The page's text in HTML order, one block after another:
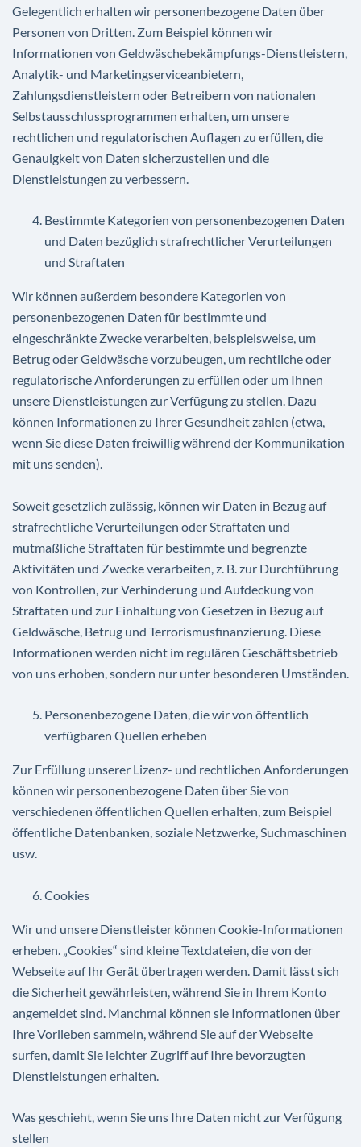
Gelegentlich erhalten wir personenbezogene Daten über
Personen von Dritten. Zum Beispiel können wir
Informationen von Geldwäschebekämpfungs-Dienstleistern,
Analytik- und Marketingserviceanbietern,
Zahlungsdienstleistern oder Betreibern von nationalen
Selbstausschlussprogrammen erhalten, um unsere
rechtlichen und regulatorischen Auflagen zu erfüllen, die
Genauigkeit von Daten sicherzustellen und die
Dienstleistungen zu verbessern.
Bestimmte Kategorien von personenbezogenen Daten
und Daten bezüglich strafrechtlicher Verurteilungen
und Straftaten
Wir können außerdem besondere Kategorien von
personenbezogenen Daten für bestimmte und
eingeschränkte Zwecke verarbeiten, beispielsweise, um
Betrug oder Geldwäsche vorzubeugen, um rechtliche oder
regulatorische Anforderungen zu erfüllen oder um Ihnen
unsere Dienstleistungen zur Verfügung zu stellen. Dazu
können Informationen zu Ihrer Gesundheit zahlen (etwa,
wenn Sie diese Daten freiwillig während der Kommunikation
mit uns senden).
Soweit gesetzlich zulässig, können wir Daten in Bezug auf
strafrechtliche Verurteilungen oder Straftaten und
mutmaßliche Straftaten für bestimmte und begrenzte
Aktivitäten und Zwecke verarbeiten, z. B. zur Durchführung
von Kontrollen, zur Verhinderung und Aufdeckung von
Straftaten und zur Einhaltung von Gesetzen in Bezug auf
Geldwäsche, Betrug und Terrorismusfinanzierung. Diese
Informationen werden nicht im regulären Geschäftsbetrieb
von uns erhoben, sondern nur unter besonderen Umständen.
Personenbezogene Daten, die wir von öffentlich
verfügbaren Quellen erheben
Zur Erfüllung unserer Lizenz- und rechtlichen Anforderungen
können wir personenbezogene Daten über Sie von
verschiedenen öffentlichen Quellen erhalten, zum Beispiel
öffentliche Datenbanken, soziale Netzwerke, Suchmaschinen
usw.
Cookies
Wir und unsere Dienstleister können Cookie-Informationen
erheben. „Cookies“ sind kleine Textdateien, die von der
Webseite auf Ihr Gerät übertragen werden. Damit lässt sich
die Sicherheit gewährleisten, während Sie in Ihrem Konto
angemeldet sind. Manchmal können sie Informationen über
Ihre Vorlieben sammeln, während Sie auf der Webseite
surfen, damit Sie leichter Zugriff auf Ihre bevorzugten
Dienstleistungen erhalten.
Was geschieht, wenn Sie uns Ihre Daten nicht zur Verfügung
stellen